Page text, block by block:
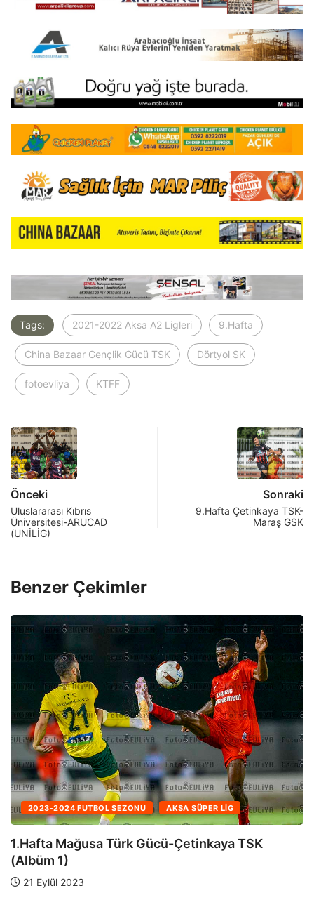
Tags: 2021-2022 Aksa A2 Ligleri 9.Hafta
China Bazaar Gençlik Gücü TSK Dörtyol SK
fotoevliya KTFF
Önceki
Uluslararası Kıbrıs
Üniversitesi-ARUCAD
(UNİLİG)
Sonraki
9.Hafta Çetinkaya TSK-
Maraş GSK
Benzer Çekimler
AKSA SÜPER LIG
Gücü-Çetinkaya TSK
2024-2025
28.Hafta Lapta